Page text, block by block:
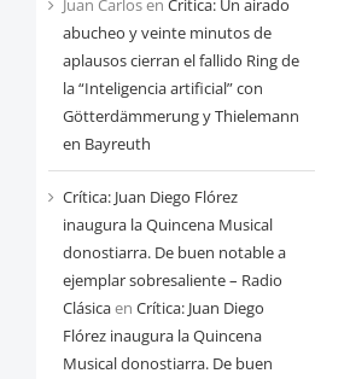
Juan Carlosen Critica: Un airado
abucheo y veinte minutos de
aplausos cierran el fallido Ring de
la “Inteligencia artificial” con
Götterdämmerung y Thielemann
en Bayreuth
Crítica: Juan Diego Flórez
inaugura la Quincena Musical
donostiarra. De buen notable a
ejemplar sobresaliente – Radio
Clásicaen Crítica: Juan Diego
Flórez inaugura la Quincena
Musical donostiarra. De buen